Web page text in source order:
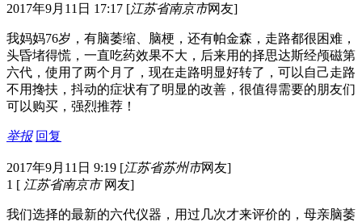
2017年9月11日 17:17 [江苏省南京市网友]
我妈妈76岁，有脑萎缩、脑梗，还有帕金森，走路都很困难，
头昏堵得慌，一直吃药效果不大，后来用的择思达斯经颅磁第
六代，使用了两个月了，现在走路明显好转了，可以自己走路
不用搀扶，抖动的症状有了明显的改善，很值得需要的朋友们
可以购买，强烈推荐！
举报 回复
2017年9月11日 9:19 [江苏省苏州市网友]
1 [ 江苏省南京市 网友]
我们选择的最新的六代仪器，用过几次才来评价的，母亲脑萎